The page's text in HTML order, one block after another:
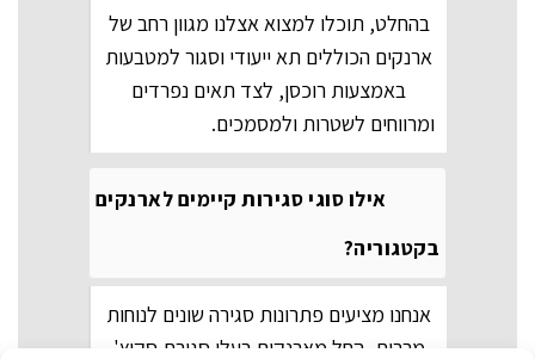
בהחלט, תוכלו למצוא אצלנו מגוון רחב של
ארנקים הכוללים תא ייעודי וסגור למטבעות
באמצעות רוכסן, לצד תאים נפרדים
ומרווחים לשטרות ולמסמכים.
אילו סוגי סגירות קיימים לארנקים
בקטגוריה?
אנחנו מציעים פתרונות סגירה שונים לנוחות
מרבית, החל מארנקים בעלי סגירת סקוץ'